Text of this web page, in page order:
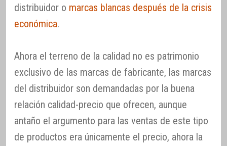
distribuidor o marcas blancas después de la crisis
económica.
Ahora el terreno de la calidad no es patrimonio
exclusivo de las marcas de fabricante, las marcas
del distribuidor son demandadas por la buena
relación calidad-precio que ofrecen, aunque
antaño el argumento para las ventas de este tipo
de productos era únicamente el precio, ahora la